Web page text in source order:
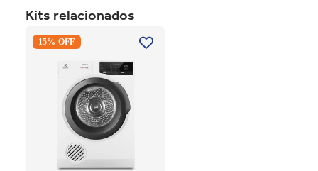
Corrediça telescópica
Dobradiça com amortecedor
Fita borda em PVC
Sistema de montagem Minifix
Reforço de gavetas
Verniz de alta resistência
Kits relacionados
Premium Care 12Kg com
Branco 220V
15% OFF